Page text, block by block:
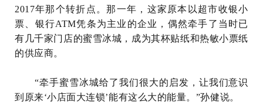
2017年那个转折点。那一年，这家原本以超市收银小
票、银行ATM凭条为主业的企业，偶然牵手了当时已
有几千家门店的蜜雪冰城，成为其杯贴纸和热敏小票纸
的供应商。
“牵手蜜雪冰城给了我们很大的启发，让我们意识
到原来‘小店面大连锁’能有这么大的能量。”孙健说。